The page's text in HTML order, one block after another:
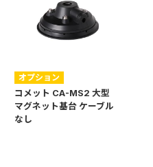
オプション
コメット CA-MS2 大型
マグネット基台 ケーブル
なし